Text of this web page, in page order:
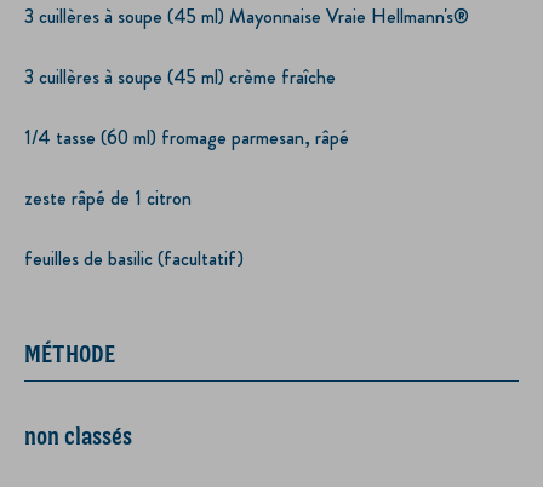
3 cuillères à soupe (45 ml) Mayonnaise Vraie Hellmann's®
3 cuillères à soupe (45 ml) crème fraîche
1/4 tasse (60 ml) fromage parmesan, râpé
zeste râpé de 1 citron
feuilles de basilic (facultatif)
MÉTHODE
non classés